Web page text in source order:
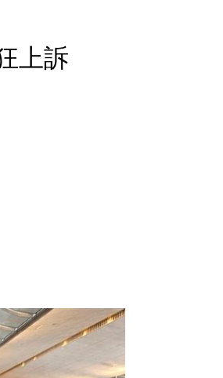
上訴